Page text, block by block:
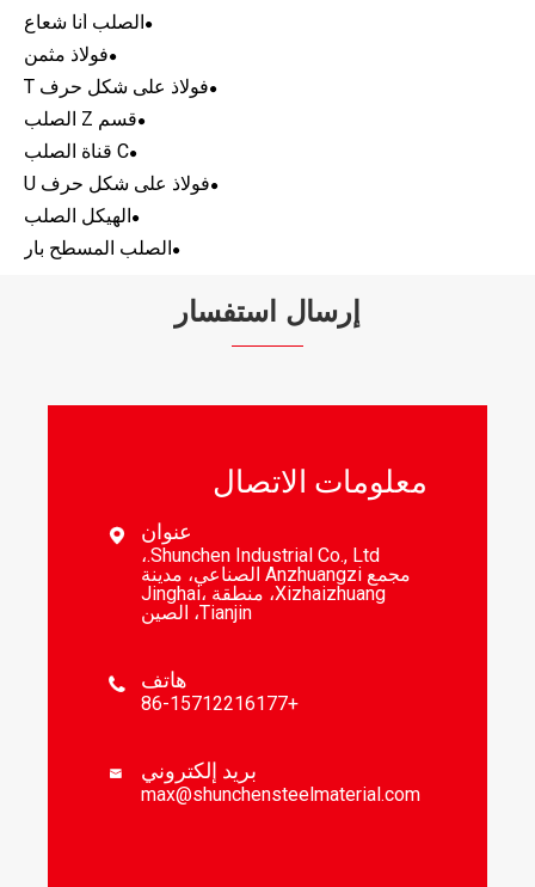
الصلب أنا شعاع
فولاذ مثمن
فولاذ على شكل حرف T
قسم Z الصلب
C قناة الصلب
فولاذ على شكل حرف U
الهيكل الصلب
الصلب المسطح بار
إرسال استفسار
معلومات الاتصال
 عنوان
Shunchen Industrial Co., Ltd.،
مجمع Anzhuangzi الصناعي، مدينة
Xizhaizhuang، منطقة Jinghai،
Tianjin، الصين
 هاتف
+86-15712216177
 بريد إلكتروني
max@shunchensteelmaterial.com